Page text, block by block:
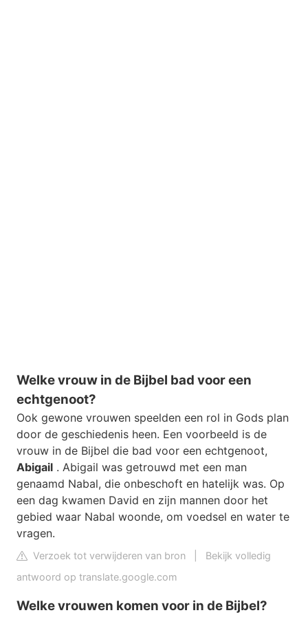
Welke vrouw in de Bijbel bad voor een
echtgenoot?
Ook gewone vrouwen speelden een rol in Gods plan
door de geschiedenis heen. Een voorbeeld is de
vrouw in de Bijbel die bad voor een echtgenoot,
Abigail . Abigail was getrouwd met een man
genaamd Nabal, die onbeschoft en hatelijk was. Op
een dag kwamen David en zijn mannen door het
gebied waar Nabal woonde, om voedsel en water te
vragen.
Verzoek tot verwijderen van bron
Bekijk volledig
antwoord op translate.google.com
Welke vrouwen komen voor in de Bijbel?